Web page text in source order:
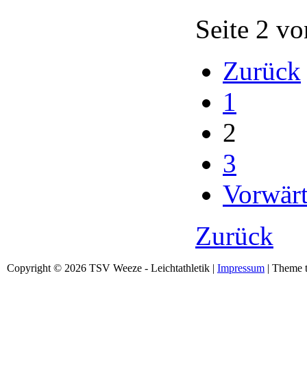
Seite 2
Zurück
1
2
3
Zurück
Copyright © 2026 TSV Weeze - Leichtathletik | Impressum | Theme